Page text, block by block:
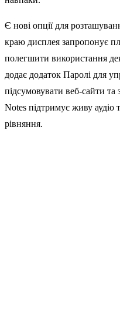
Є нові опції для
краю дисплея запропонує
полегшити використання
додає додаток Паролі для
підсумовувати веб-сайти
Notes підтримує живу аудіо
рівняння.